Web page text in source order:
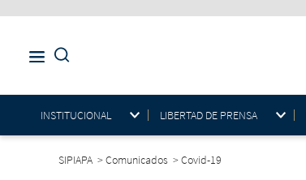
INSTITUCIONAL LIBERTAD DE PRENSA
SIPIAPA >Comunicados >Covid-19